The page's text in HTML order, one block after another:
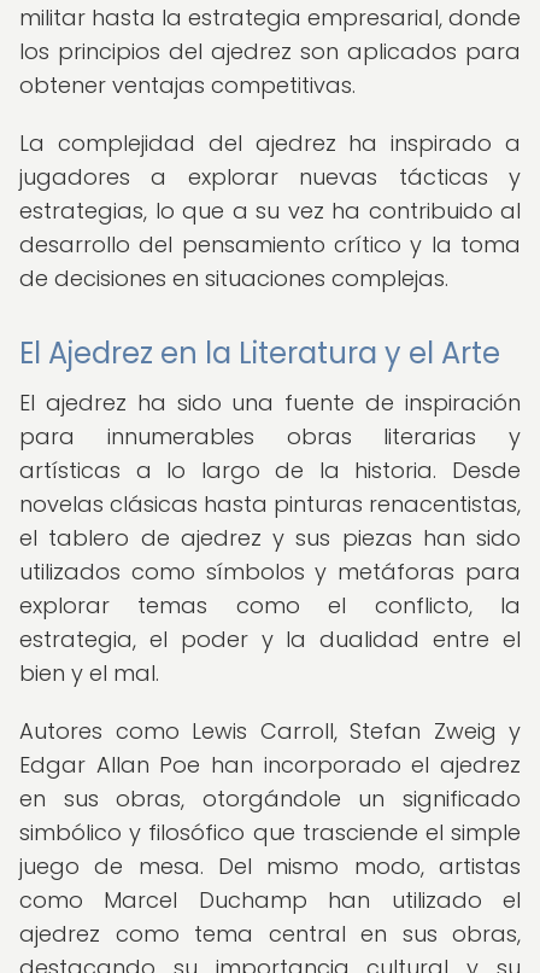
militar hasta la estrategia empresarial, donde
los principios del ajedrez son aplicados para
obtener ventajas competitivas.
La complejidad del ajedrez ha inspirado a
jugadores a explorar nuevas tácticas y
estrategias, lo que a su vez ha contribuido al
desarrollo del pensamiento crítico y la toma
de decisiones en situaciones complejas.
El Ajedrez en la Literatura y el Arte
El ajedrez ha sido una fuente de inspiración
para innumerables obras literarias y
artísticas a lo largo de la historia. Desde
novelas clásicas hasta pinturas renacentistas,
el tablero de ajedrez y sus piezas han sido
utilizados como símbolos y metáforas para
explorar temas como el conflicto, la
estrategia, el poder y la dualidad entre el
bien y el mal.
Autores como Lewis Carroll, Stefan Zweig y
Edgar Allan Poe han incorporado el ajedrez
en sus obras, otorgándole un significado
simbólico y filosófico que trasciende el simple
juego de mesa. Del mismo modo, artistas
como Marcel Duchamp han utilizado el
ajedrez como tema central en sus obras,